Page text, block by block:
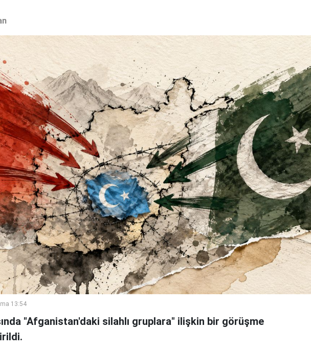
13:54
"Afganistan'daki silahlı gruplara" ilişkin bir görüşme